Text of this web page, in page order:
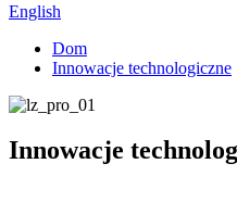
English
Dom
Innowacje technologiczne
Innowacje